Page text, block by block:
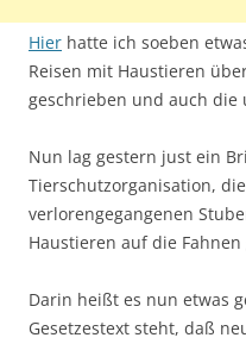
Hier hatte ich soeben
Reisen mit Haustieren
geschrieben und auch die
Nun lag gestern just ein
Tierschutzorganisation,
verlorengegangenen
Haustieren auf die
Darin heißt es nun etwas
Gesetzestext steht, daß